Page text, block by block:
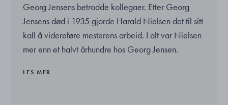
Georg Jensens betrodde kollegaer. Etter Georg
Jensens død i 1935 gjorde Harald Nielsen det til sitt
kall å videreføre mesterens arbeid. I alt var Nielsen
mer enn et halvt århundre hos Georg Jensen.
LES MER